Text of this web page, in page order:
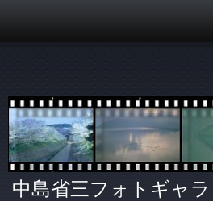
中島省三フォトギャ